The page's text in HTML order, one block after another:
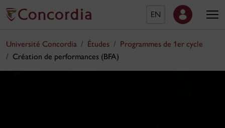
EN
Université Concordia Études
Programmes de 1er cycle
Création de performances (BFA)